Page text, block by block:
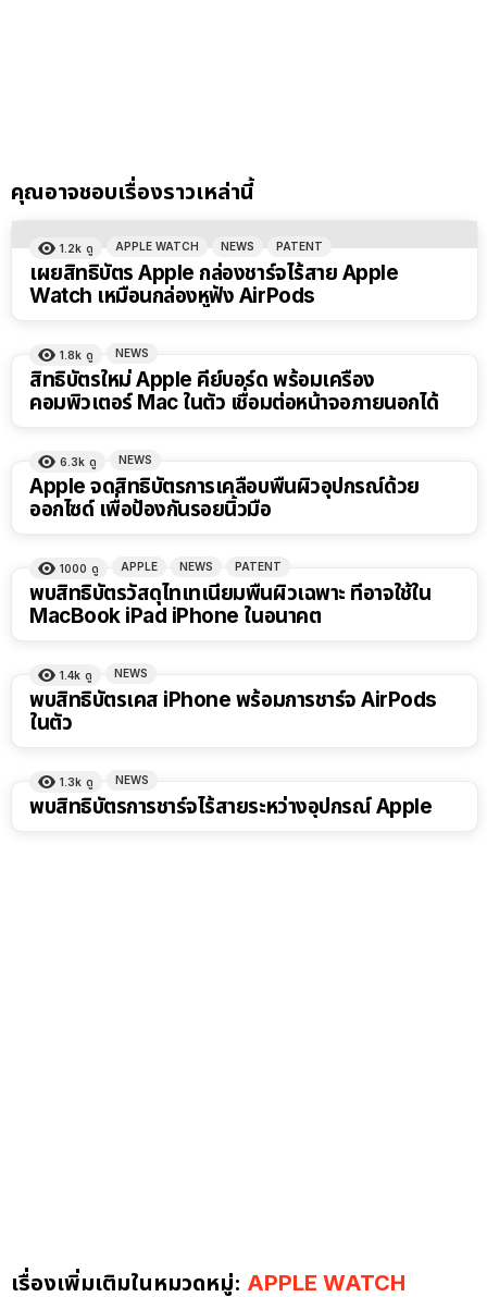
คุณอาจชอบเรื่องราวเหล่านี้
1.2k ดู APPLE WATCH NEWS PATENT
เผยสิทธิบัตร Apple กล่องชาร์จไร้สาย Apple
Watch เหมือนกล่องหูฟัง AirPods
1.8k ดู NEWS
สิทธิบัตรใหม่ Apple คีย์บอร์ด พร้อมเครื่อง
คอมพิวเตอร์ Mac ในตัว เชื่อมต่อหน้าจอภายนอกได้
6.3k ดู NEWS
Apple จดสิทธิบัตรการเคลือบพื้นผิวอุปกรณ์ด้วย
ออกไซด์ เพื่อป้องกันรอยนิ้วมือ
1000 ดู APPLE NEWS PATENT
พบสิทธิบัตรวัสดุไทเทเนียมพื้นผิวเฉพาะ ที่อาจใช้ใน
MacBook iPad iPhone ในอนาคต
1.4k ดู NEWS
พบสิทธิบัตรเคส iPhone พร้อมการชาร์จ AirPods
ในตัว
1.3k ดู NEWS
พบสิทธิบัตรการชาร์จไร้สายระหว่างอุปกรณ์ Apple
เรื่องเพิ่มเติมในหมวดหมู่: APPLE WATCH